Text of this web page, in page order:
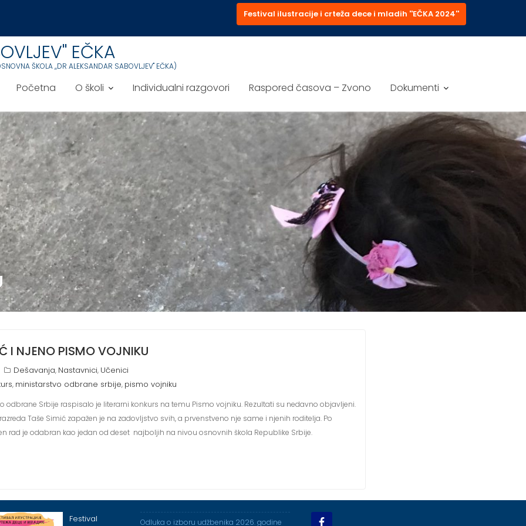
Festival ilustracije i crteža dece i mladih ''EČKA 2024''
EČKA
ŠKOLA ,,DR ALEKSANDAR SABOVLJEV'' EČKA)
Početna O školi Individualni razgovori Raspored časova – Zvono Dokumenti
I NJENO PISMO VOJNIKU
Dešavanja, Nastavnici, Učenici
, ministarstvo odbrane srbije, pismo vojniku
odbrane Srbije raspisalo je literarni konkurs na temu Pismo vojniku. Rezultati su nedavno objavljeni.
Taše Simić zapažen je na zadovljstvo svih, a prvenstveno nje same i njenih roditelja. Po
rad je odabran kao jedan od deset najboljih na nivou osnovnih škola Republike Srbije.
Festival Odluka o izboru udžbenika 2026. godine